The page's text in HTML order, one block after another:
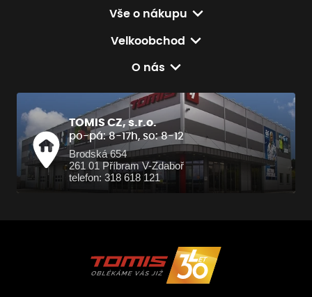
Vše o nákupu
Velkoobchod
O nás
TOMIS CZ, s.r.o.
po-pá: 8-17h, so: 8-12
Brodská 654
261 01 Příbram V-Zdaboř
telefon: 318 618 121